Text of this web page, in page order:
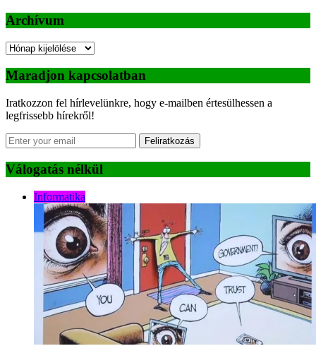
Archívum
Archívum
Maradjon kapcsolatban
Iratkozzon fel hírlevelünkre, hogy e-mailben értesülhessen a
legfrissebb hírekről!
Feliratkozás
Válogatás nélkül
Informatika